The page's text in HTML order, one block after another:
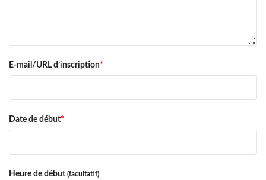
E-mail/URL d’inscription*
Date de début*
Heure de début (facultatif)